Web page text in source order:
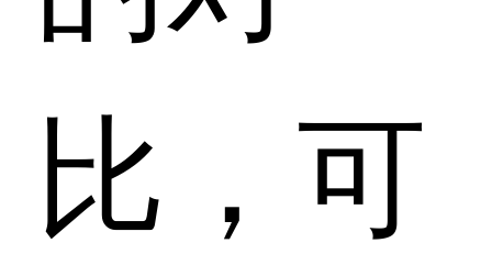
比，可